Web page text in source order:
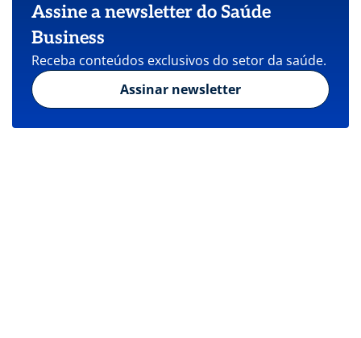
Assine a newsletter do Saúde
Business
Receba conteúdos exclusivos do setor da saúde.
Assinar newsletter